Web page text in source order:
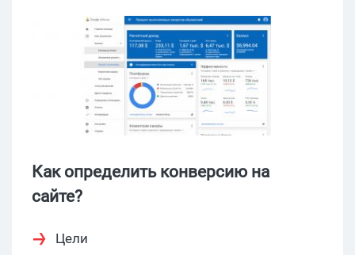
Как определить конверсию на
сайте?
Цели